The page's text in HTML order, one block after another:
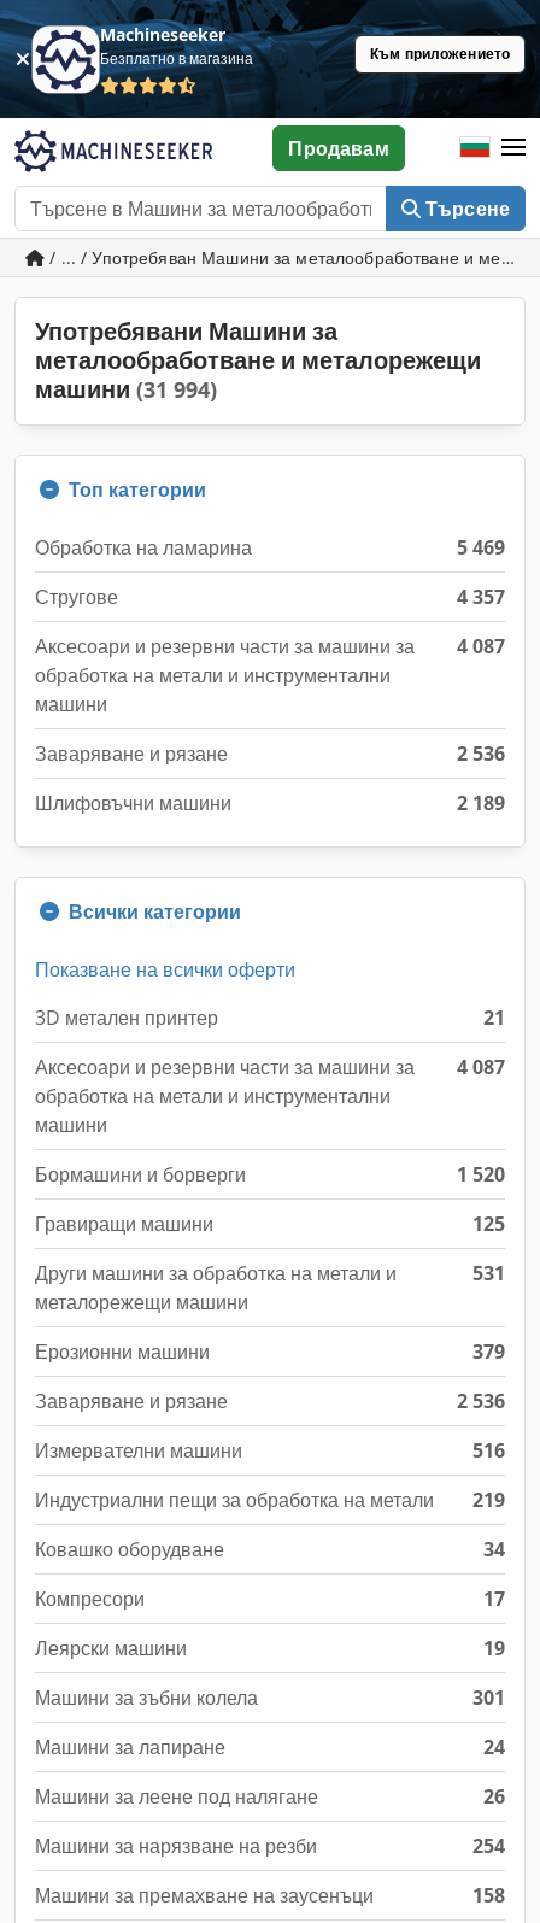
Machineseeker
Безплатно в магазина Към приложението
Търсене
Продавам
/ ... / Употребяван Машини за металообработване и
Употребявани Машини за
металообработване и металорежещи
машини (31 994)
Топ категории
Обработка на ламарина
5 469
Стругове
4 357
Аксесоари и резервни части за машини за
обработка на метали и инструментални
машини
4 087
Заваряване и рязане
2 536
Шлифовъчни машини
2 189
Всички категории
Показване на всички оферти
3D метален принтер
21
Аксесоари и резервни части за машини за
обработка на метали и инструментални
машини
4 087
Бормашини и борверги
1 520
Гравиращи машини
125
Други машини за обработка на метали и
металорежещи машини
531
Ерозионни машини
379
Заваряване и рязане
2 536
Измервателни машини
516
Индустриални пещи за обработка на метали
219
Ковашко оборудване
34
Компресори
17
Леярски машини
19
Машини за зъбни колела
301
Машини за лапиране
24
Машини за леене под налягане
26
Машини за нарязване на резби
254
Машини за премахване на заусенъци
158